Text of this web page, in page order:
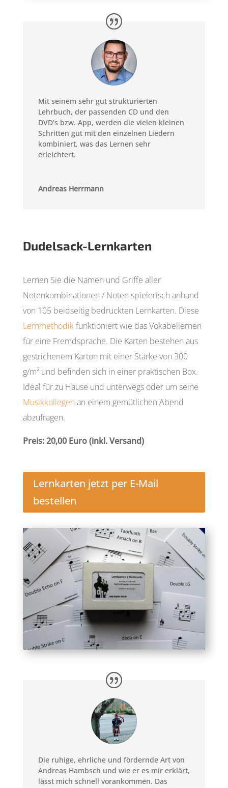
Mit seinem sehr gut strukturierten
Lehrbuch, der passenden CD und den
DVD’s bzw. App, werden die vielen kleinen
Schritten gut mit den einzelnen Liedern
kombiniert, was das Lernen sehr
erleichtert.
Andreas Herrmann
Dudelsack-Lernkarten
Lernen Sie die Namen und Griffe aller
Notenkombinationen / Noten spielerisch anhand
von 105 beidseitig bedruckten Lernkarten. Diese
Lernmethodikfunktioniert wie das Vokabellernen
für eine Fremdsprache. Die Karten bestehen aus
gestrichenem Karton mit einer Stärke von 300
g/m² und befinden sich in einer praktischen Box.
Ideal für zu Hause und unterwegs oder um seine
Musikkollegen an einem gemütlichen Abend
abzufragen.
Preis: 20,00 Euro (inkl. Versand)
Lernkarten jetzt per E-Mail
bestellen
Die ruhige, ehrliche und fördernde Art von
Andreas Hambsch und wie er es mir erklärt,
lässt mich schnell vorankommen. Das